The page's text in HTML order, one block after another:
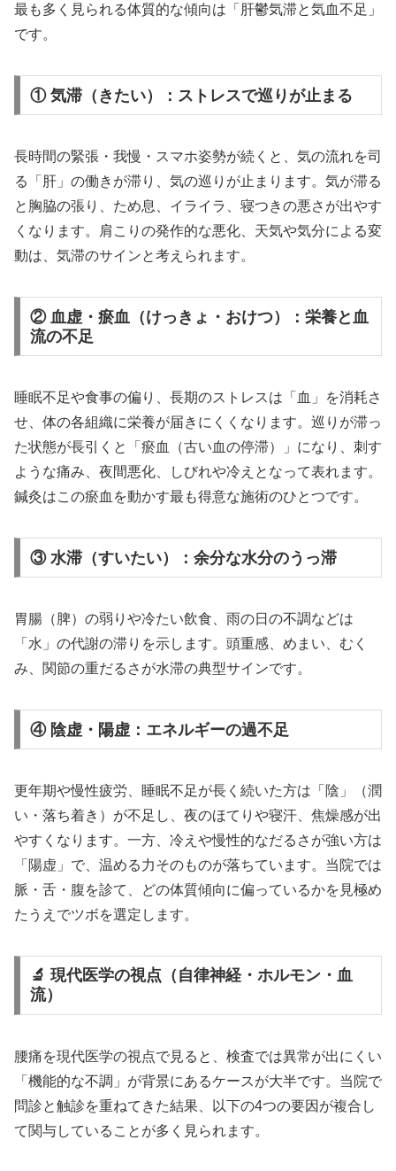
最も多く見られる体質的な傾向は「肝鬱気滞と気血不足」
です。
① 気滞（きたい）：ストレスで巡りが止まる
長時間の緊張・我慢・スマホ姿勢が続くと、気の流れを司
る「肝」の働きが滞り、気の巡りが止まります。気が滞る
と胸脇の張り、ため息、イライラ、寝つきの悪さが出やす
くなります。肩こりの発作的な悪化、天気や気分による変
動は、気滞のサインと考えられます。
② 血虚・瘀血（けっきょ・おけつ）：栄養と血
流の不足
睡眠不足や食事の偏り、長期のストレスは「血」を消耗さ
せ、体の各組織に栄養が届きにくくなります。巡りが滞っ
た状態が長引くと「瘀血（古い血の停滞）」になり、刺す
ような痛み、夜間悪化、しびれや冷えとなって表れます。
鍼灸はこの瘀血を動かす最も得意な施術のひとつです。
③ 水滞（すいたい）：余分な水分のうっ滞
胃腸（脾）の弱りや冷たい飲食、雨の日の不調などは
「水」の代謝の滞りを示します。頭重感、めまい、むく
み、関節の重だるさが水滞の典型サインです。
④ 陰虚・陽虚：エネルギーの過不足
更年期や慢性疲労、睡眠不足が長く続いた方は「陰」（潤
い・落ち着き）が不足し、夜のほてりや寝汗、焦燥感が出
やすくなります。一方、冷えや慢性的なだるさが強い方は
「陽虚」で、温める力そのものが落ちています。当院では
脈・舌・腹を診て、どの体質傾向に偏っているかを見極め
たうえでツボを選定します。
🔬 現代医学の視点（自律神経・ホルモン・血
流）
腰痛を現代医学の視点で見ると、検査では異常が出にくい
「機能的な不調」が背景にあるケースが大半です。当院で
問診と触診を重ねてきた結果、以下の4つの要因が複合し
て関与していることが多く見られます。